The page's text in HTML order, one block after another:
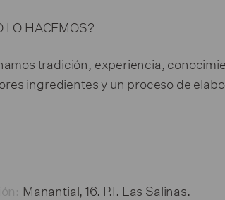
LO HACEMOS?
tradición, experiencia,
ingredientes y un proceso de
Manantial, 16. P.I. Las Salinas.